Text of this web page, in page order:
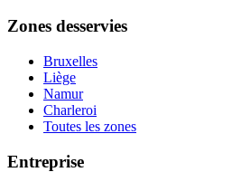
Zones desservies
Bruxelles
Liège
Namur
Charleroi
Toutes les zones
Entreprise